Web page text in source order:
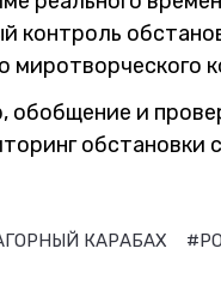
контроль
и
обстановки
КАРАБАХ